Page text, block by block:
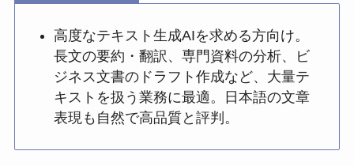
高度なテキスト生成AIを求める方向け。
長文の要約・翻訳、専門資料の分析、ビ
ジネス文書のドラフト作成など、大量テ
キストを扱う業務に最適。日本語の文章
表現も自然で高品質と評判。